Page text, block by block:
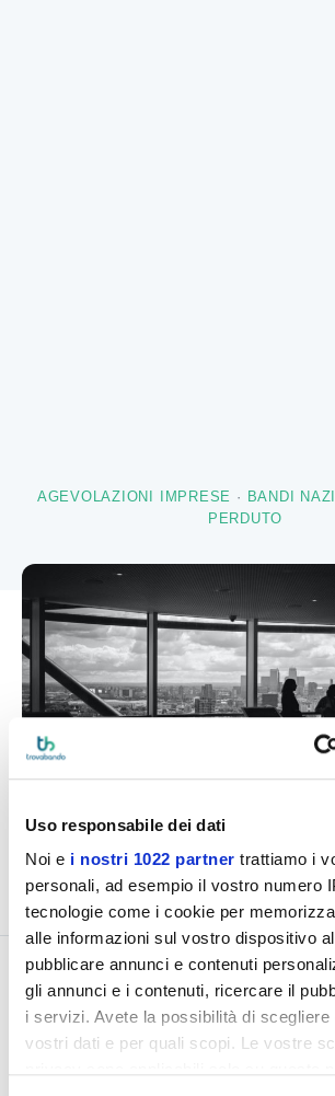
Uso responsabile dei dati
Noi e i nostri 1022 partner trattiamo i
personali, ad esempio il vostro numero
tecnologie come i cookie per
alle informazioni sul vostro dispositivo
pubblicare annunci e contenuti
gli annunci e i contenuti, ricercare il
i servizi. Avete la possibilità di
vostri dati e per quali scopi. Le vostre
AGEVOLAZIONI IMPRESE · BANDI
PERDUTO
DiTrovabando Pubblicato il 19.01.20166
Lettura: 3 min
Condividi: LinkedIn Facebook
Indice